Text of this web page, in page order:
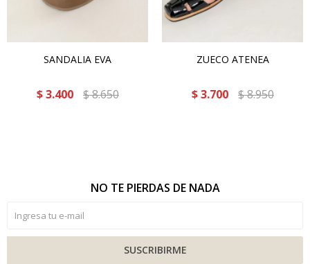
SANDALIA EVA
$ 3.400 $8.650
ZUECO ATENEA
$ 3.700 $8.950
NO TE PIERDAS DE NADA
SUSCRIBIRME